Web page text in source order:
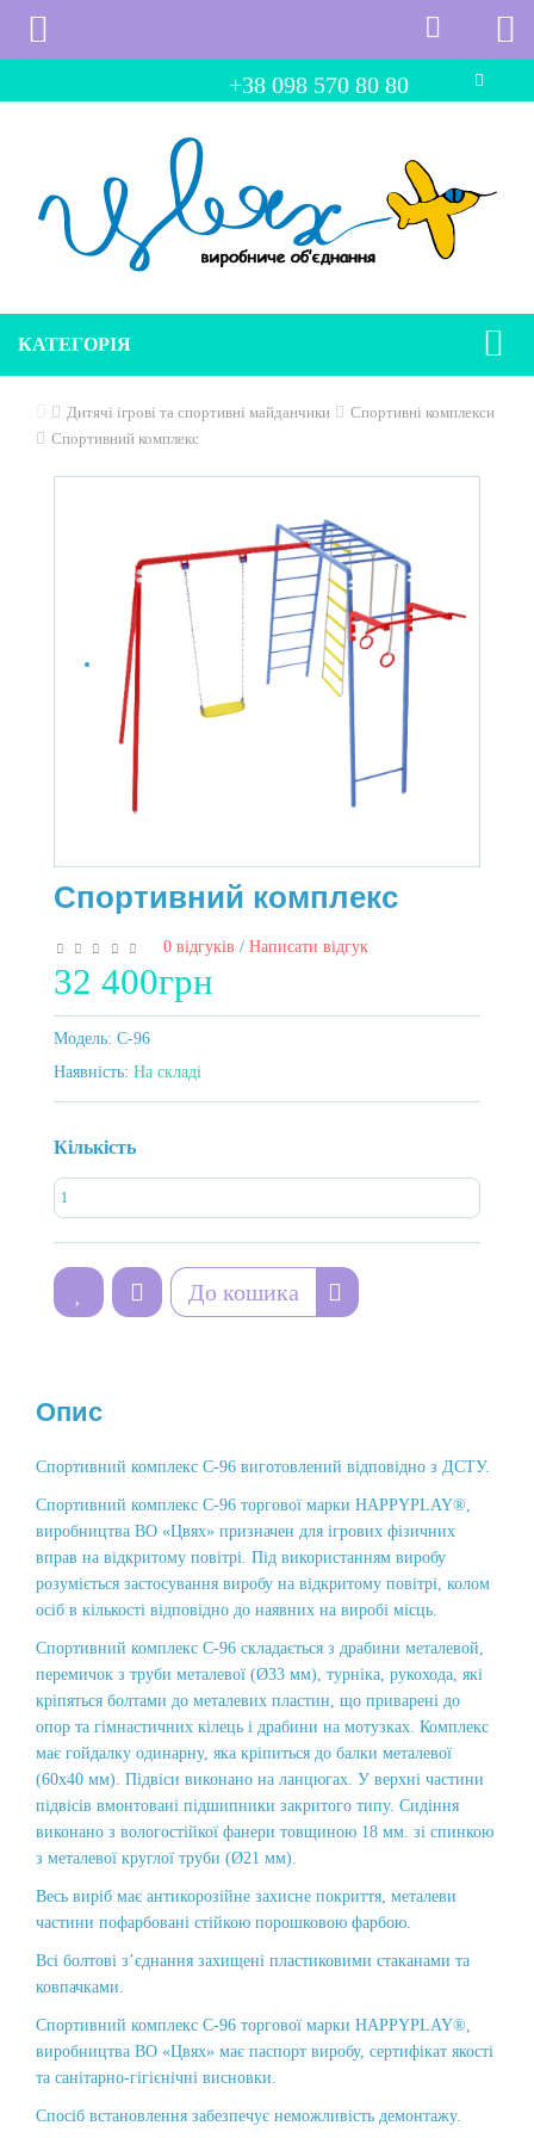
+38 098 570 80 80
КАТЕГОРІЯ
Дитячі ігрові та спортивні майданчики
Спортивні комплекси
Спортивний комплекс
Спортивний комплекс
0 відгуків / Написати відгук
32 400грн
Модель: C-96
Наявність: На складі
Кількість
До кошика
Опис
Спортивний комплекс С-96 виготовлений відповідно з ДСТУ.
Спортивний комплекс С-96 торгової марки HAPPYPLAY®,
виробництва ВО «Цвях» призначен для ігрових фізичних
вправ на відкритому повітрі. Під використанням виробу
розуміється застосування виробу на відкритому повітрі, колом
осіб в кількості відповідно до наявних на виробі місць.
Спортивний комплекс С-96 складається з драбини металевой,
перемичок з труби металевої (Ø33 мм), турніка, рукохода, які
кріпяться болтами до металевих пластин, що приварені до
опор та гімнастичних кілець і драбини на мотузках. Комплекс
має гойдалку одинарну, яка кріпиться до балки металевої
(60х40 мм). Підвіси виконано на ланцюгах. У верхні частини
підвісів вмонтовані підшипники закритого типу. Сидіння
виконано з вологостійкої фанери товщиною 18 мм. зі спинкою
з металевої круглої труби (Ø21 мм).
Весь виріб має антикорозійне захисне покриття, металеви
частини пофарбовані стійкою порошковою фарбою.
Всі болтові з’єднання захищені пластиковими стаканами та
ковпачками.
Спортивний комплекс С-96 торгової марки HAPPYPLAY®,
виробництва ВО «Цвях» має паспорт виробу, сертифікат якості
та санітарно-гігієнічні висновки.
Спосіб встановлення забезпечує неможливість демонтажу.